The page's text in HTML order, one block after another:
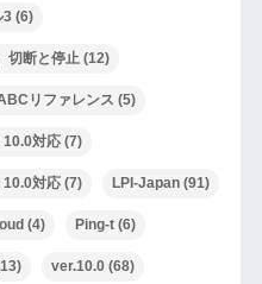
3(6)
切断と停止 (12)
リファレンス (5)
対応(7)
対応(7) LPI-Japan(91)
(4) Ping-t(6)
ver.10.0(68)